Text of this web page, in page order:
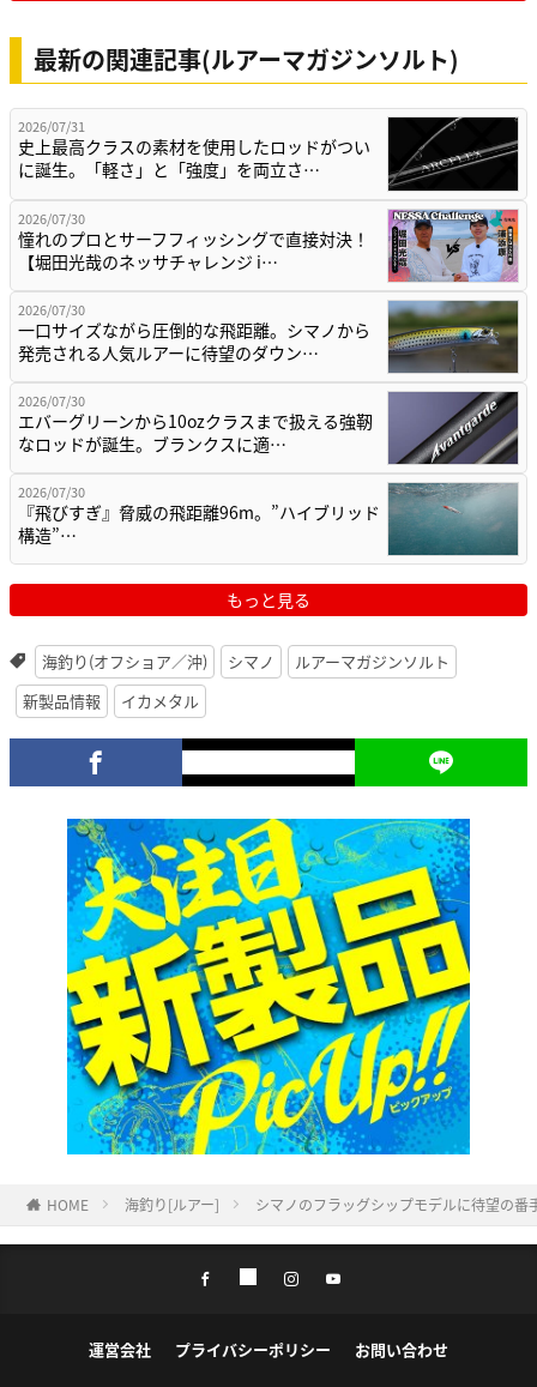
最新の関連記事(ルアーマガジンソルト)
2026/07/31
史上最高クラスの素材を使用したロッドがつい
に誕生。「軽さ」と「強度」を両立さ…
2026/07/30
憧れのプロとサーフフィッシングで直接対決！
【堀田光哉のネッサチャレンジ i…
2026/07/30
一口サイズながら圧倒的な飛距離。シマノから
発売される人気ルアーに待望のダウン…
2026/07/30
エバーグリーンから10ozクラスまで扱える強靭
なロッドが誕生。ブランクスに適…
2026/07/30
『飛びすぎ』脅威の飛距離96m。”ハイブリッド
構造”…
もっと見る
海釣り(オフショア／沖) シマノ
ルアーマガジンソルト
新製品情報
イカメタル
HOME 海釣り[ルアー] シマノのフラッグシップモデルに待望の
運営会社 プライバシーポリシー お問い合わせ